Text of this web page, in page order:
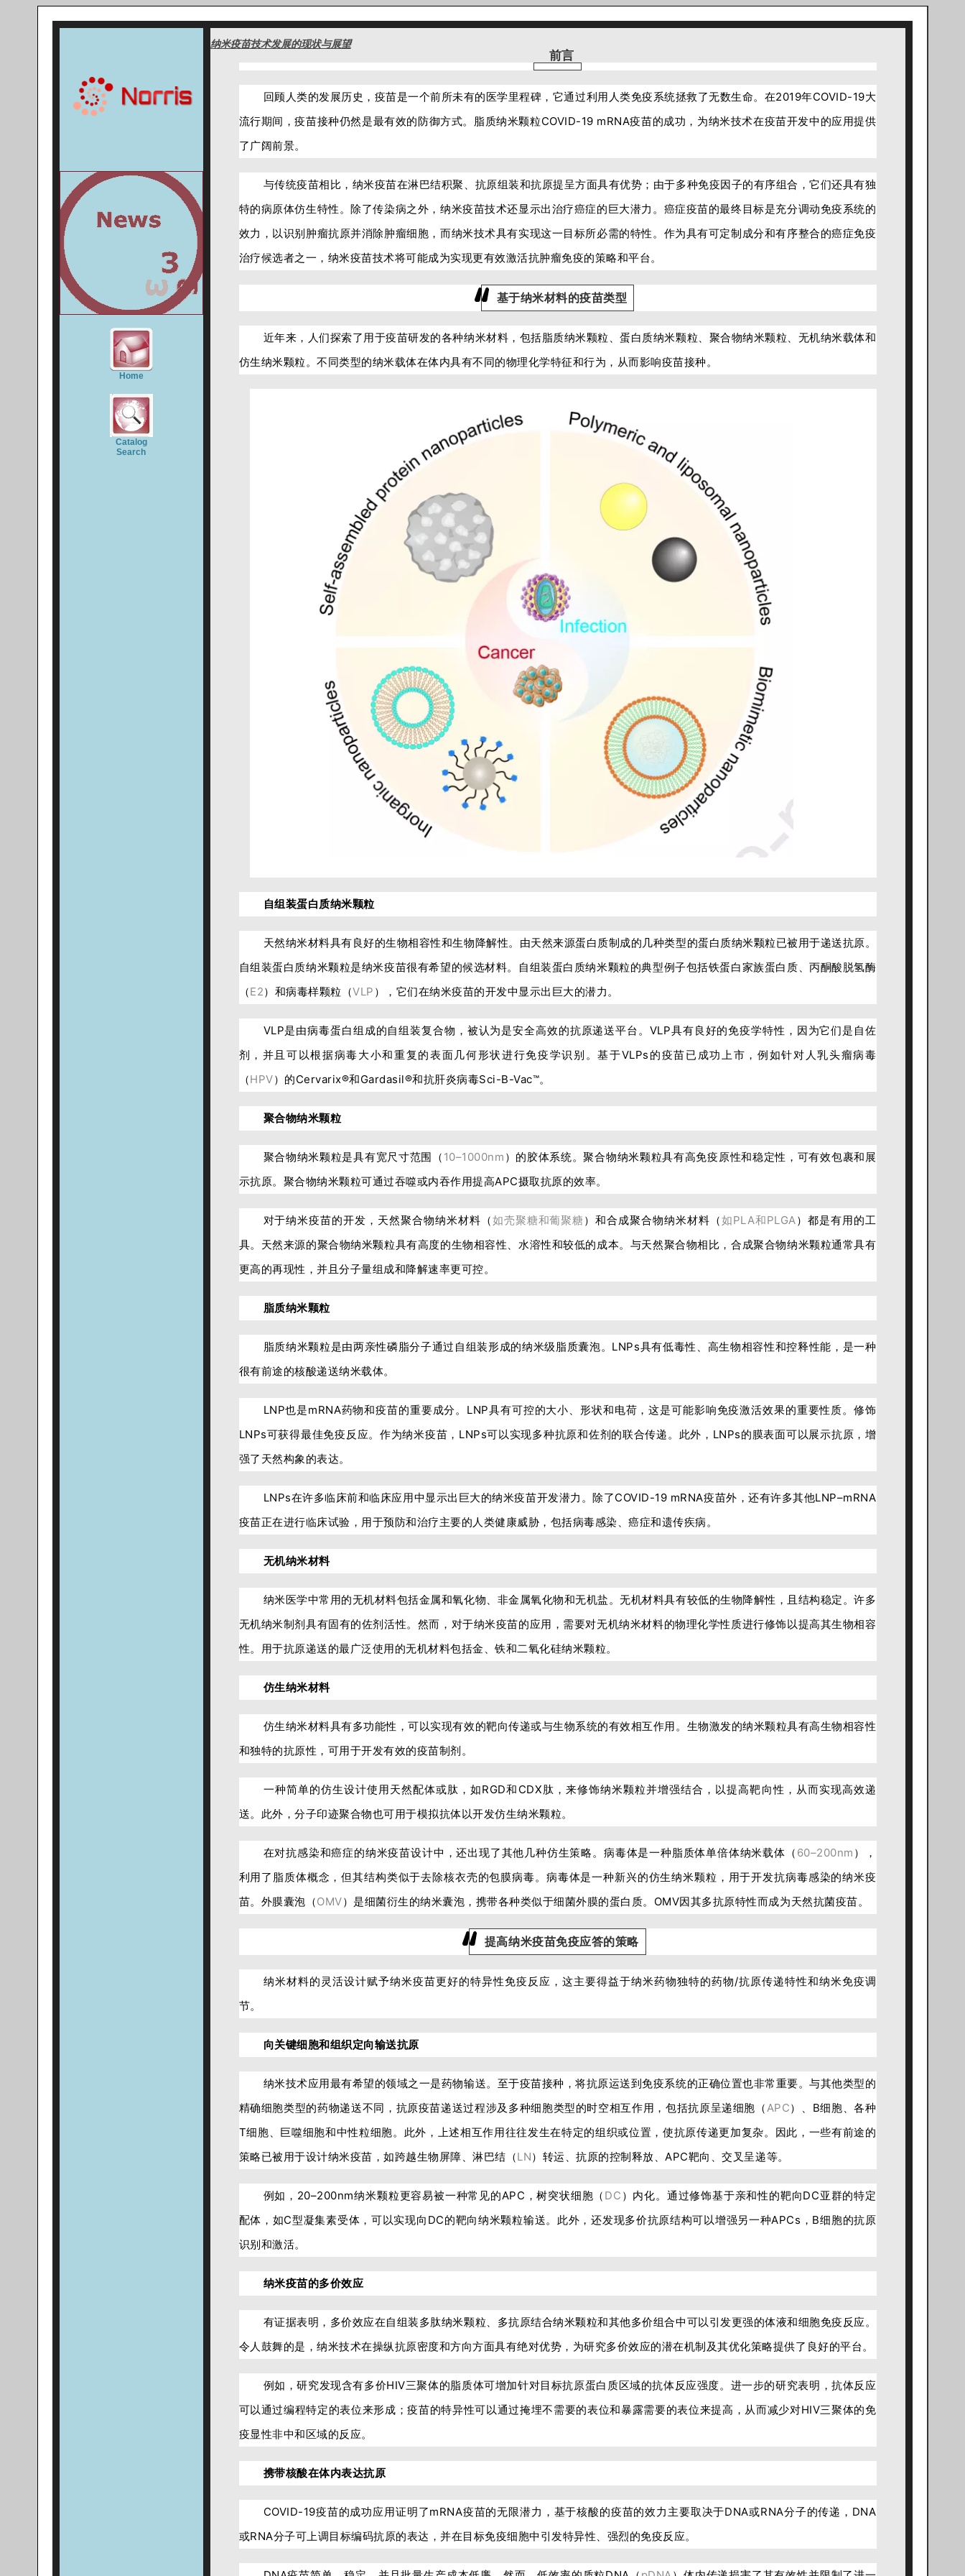
Home
Catalog
Search
纳米疫苗技术发展的现状与展望
前言
回顾人类的发展历史，疫苗是一个前所未有的医学里程碑，它通过利用人类免疫系统拯救了无数生命。 在2019年COVID-19大
流行期间，疫苗接种仍然是最有效的防御方式。 脂质纳米颗粒COVID-19 mRNA疫苗的成功，为纳米技术在疫苗开发中的应用提供
了广阔前景。
与传统疫苗相比，纳米疫苗在淋巴结积聚、抗原组装和抗原提呈方面具有优势；由于多种免疫因子的有序组合，它们还具有独
特的病原体仿生特性。除了传染病之外，纳米疫苗技术还显示出治疗癌症的巨大潜力。癌症疫苗的最终目标是充分调动免疫系统的
效力，以识别肿瘤抗原并消除肿瘤细胞，而纳米技术具有实现这一目标所必需的特性。作为具有可定制成分和有序整合的癌症免疫
治疗候选者之一，纳米疫苗技术将可能成为实现更有效激活抗肿瘤免疫的策略和平台。
基于纳米材料的疫苗类型
近年来，人们探索了用于疫苗研发的各种纳米材料，包括脂质纳米颗粒、蛋白质纳米颗粒、聚合物纳米颗粒、无机纳米载体和
仿生纳米颗粒。不同类型的纳米载体在体内具有不同的物理化学特征和行为，从而影响疫苗接种。
自组装蛋白质纳米颗粒
天然纳米材料具有良好的生物相容性和生物降解性。由天然来源蛋白质制成的几种类型的蛋白质纳米颗粒已被用于递送抗原。
自组装蛋白质纳米颗粒是纳米疫苗很有希望的候选材料。自组装蛋白质纳米颗粒的典型例子包括铁蛋白家族蛋白质、丙酮酸脱氢酶
（E2）和病毒样颗粒（VLP ），它们在纳米疫苗的开发中显示出巨大的潜力。
VLP是由病毒蛋白组成的自组装复合物，被认为是安全高效的抗原递送平台。VLP具有良好的免疫学特性，因为它们是自佐
剂，并且可以根据病毒大小和重复的表面几何形状进行免疫学识别。基于VLPs的疫苗已成功上市，例如针对人乳头瘤病毒
（HPV）的Cervarix®和Gardasil®和抗肝炎病毒Sci-B-Vac™。
聚合物纳米颗粒
聚合物纳米颗粒是具有宽尺寸范围（ 10–1000nm ）的胶体系统。聚合物纳米颗粒具有高免疫原性和稳定性，可有效包裹和展
示抗原。聚合物纳米颗粒可通过吞噬或内吞作用提高APC摄取抗原的效率。
对于纳米疫苗的开发，天然聚合物纳米材料（如壳聚糖和葡聚糖）和合成聚合物纳米材料（如PLA和PLGA）都是有用的工
具。天然来源的聚合物纳米颗粒具有高度的生物相容性、水溶性和较低的成本。与天然聚合物相比，合成聚合物纳米颗粒通常具有
更高的再现性，并且分子量组成和降解速率更可控。
脂质纳米颗粒
脂质纳米颗粒是由两亲性磷脂分子通过自组装形成的纳米级脂质囊泡。LNPs具有低毒性、高生物相容性和控释性能，是一种
很有前途的核酸递送纳米载体。
LNP也是mRNA药物和疫苗的重要成分。LNP具有可控的大小、形状和电荷，这是可能影响免疫激活效果的重要性质。修饰
LNPs可获得最佳免疫反应。作为纳米疫苗，LNPs可以实现多种抗原和佐剂的联合传递。此外，LNPs的膜表面可以展示抗原，增
强了天然构象的表达。
LNPs在许多临床前和临床应用中显示出巨大的纳米疫苗开发潜力。除了COVID-19 mRNA疫苗外，还有许多其他LNP–mRNA
疫苗正在进行临床试验，用于预防和治疗主要的人类健康威胁，包括病毒感染、癌症和遗传疾病。
无机纳米材料
纳米医学中常用的无机材料包括金属和氧化物、非金属氧化物和无机盐。无机材料具有较低的生物降解性，且结构稳定。许多
无机纳米制剂具有固有的佐剂活性。然而，对于纳米疫苗的应用，需要对无机纳米材料的物理化学性质进行修饰以提高其生物相容
性。用于抗原递送的最广泛使用的无机材料包括金、铁和二氧化硅纳米颗粒。
仿生纳米材料
仿生纳米材料具有多功能性，可以实现有效的靶向传递或与生物系统的有效相互作用。生物激发的纳米颗粒具有高生物相容性
和独特的抗原性，可用于开发有效的疫苗制剂。
一种简单的仿生设计使用天然配体或肽，如RGD和CDX肽，来修饰纳米颗粒并增强结合，以提高靶向性，从而实现高效递
送。此外，分子印迹聚合物也可用于模拟抗体以开发仿生纳米颗粒。
在对抗感染和癌症的纳米疫苗设计中，还出现了其他几种仿生策略。病毒体是一种脂质体单倍体纳米载体（ 60–200nm ），
利用了脂质体概念，但其结构类似于去除核衣壳的包膜病毒。病毒体是一种新兴的仿生纳米颗粒，用于开发抗病毒感染的纳米疫
苗。外膜囊泡（OMV）是细菌衍生的纳米囊泡，携带各种类似于细菌外膜的蛋白质。OMV因其多抗原特性而成为天然抗菌疫苗。
提高纳米疫苗免疫应答的策略
纳米材料的灵活设计赋予纳米疫苗更好的特异性免疫反应，这主要得益于纳米药物独特的药物/抗原传递特性和纳米免疫调
节。
向关键细胞和组织定向输送抗原
纳米技术应用最有希望的领域之一是药物输送。至于疫苗接种，将抗原运送到免疫系统的正确位置也非常重要。与其他类型的
精确细胞类型的药物递送不同，抗原疫苗递送过程涉及多种细胞类型的时空相互作用，包括抗原呈递细胞（APC）、B细胞、各种
T细胞、巨噬细胞和中性粒细胞。此外，上述相互作用往往发生在特定的组织或位置，使抗原传递更加复杂。因此，一些有前途的
策略已被用于设计纳米疫苗，如跨越生物屏障、淋巴结（LN）转运、抗原的控制释放、APC靶向、交叉呈递等。
例如，20–200nm纳米颗粒更容易被一种常见的APC，树突状细胞（ DC ）内化。通过修饰基于亲和性的靶向DC亚群的特定
配体，如C型凝集素受体，可以实现向DC的靶向纳米颗粒输送。此外，还发现多价抗原结构可以增强另一种APCs，B细胞的抗原
识别和激活。
纳米疫苗的多价效应
有证据表明，多价效应在自组装多肽纳米颗粒、多抗原结合纳米颗粒和其他多价组合中可以引发更强的体液和细胞免疫反应。
令人鼓舞的是，纳米技术在操纵抗原密度和方向方面具有绝对优势，为研究多价效应的潜在机制及其优化策略提供了良好的平台。
例如，研究发现含有多价HIV三聚体的脂质体可增加针对目标抗原蛋白质区域的抗体反应强度。进一步的研究表明，抗体反应
可以通过编程特定的表位来形成；疫苗的特异性可以通过掩埋不需要的表位和暴露需要的表位来提高，从而减少对HIV三聚体的免
疫显性非中和区域的反应。
携带核酸在体内表达抗原
COVID-19疫苗的成功应用证明了mRNA疫苗的无限潜力，基于核酸的疫苗的效力主要取决于DNA或RNA分子的传递，DNA
或RNA分子可上调目标编码抗原的表达，并在目标免疫细胞中引发特异性、强烈的免疫反应。